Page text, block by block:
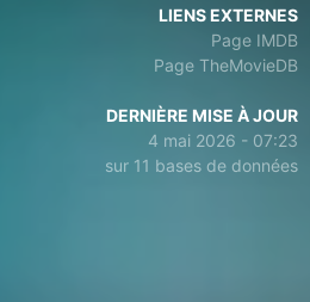
LIENS EXTERNES
Page IMDB
Page TheMovieDB
DERNIÈRE MISE À JOUR
4 mai 2026 - 07:23
sur 11 bases de données